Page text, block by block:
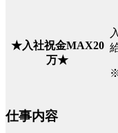
★入社祝金MAX20
万★
仕事内容